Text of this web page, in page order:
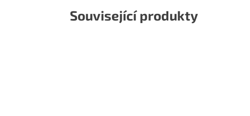
Související produkty